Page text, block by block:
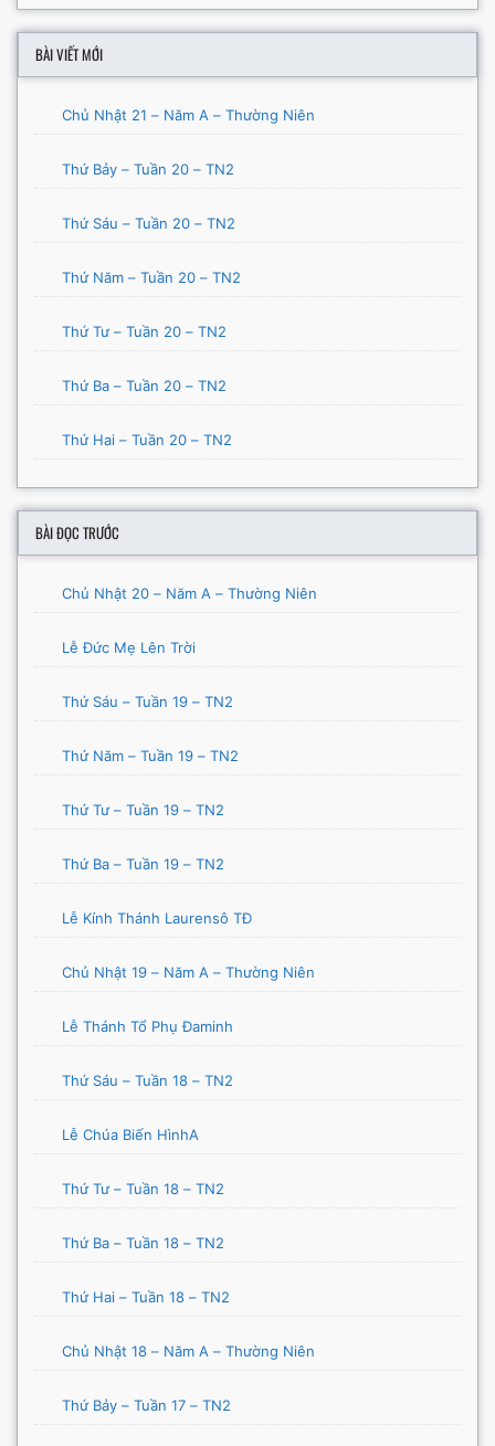
BÀI VIẾT MỚI
Chủ Nhật 21 – Năm A – Thường Niên
Thứ Bảy – Tuần 20 – TN2
Thứ Sáu – Tuần 20 – TN2
Thứ Năm – Tuần 20 – TN2
Thứ Tư – Tuần 20 – TN2
Thứ Ba – Tuần 20 – TN2
Thứ Hai – Tuần 20 – TN2
BÀI ĐỌC TRƯỚC
Chủ Nhật 20 – Năm A – Thường Niên
Lễ Đức Mẹ Lên Trời
Thứ Sáu – Tuần 19 – TN2
Thứ Năm – Tuần 19 – TN2
Thứ Tư – Tuần 19 – TN2
Thứ Ba – Tuần 19 – TN2
Lễ Kính Thánh Laurensô TĐ
Chủ Nhật 19 – Năm A – Thường Niên
Lễ Thánh Tổ Phụ Đaminh
Thứ Sáu – Tuần 18 – TN2
Lễ Chúa Biến HìnhA
Thứ Tư – Tuần 18 – TN2
Thứ Ba – Tuần 18 – TN2
Thứ Hai – Tuần 18 – TN2
Chủ Nhật 18 – Năm A – Thường Niên
Thứ Bảy – Tuần 17 – TN2